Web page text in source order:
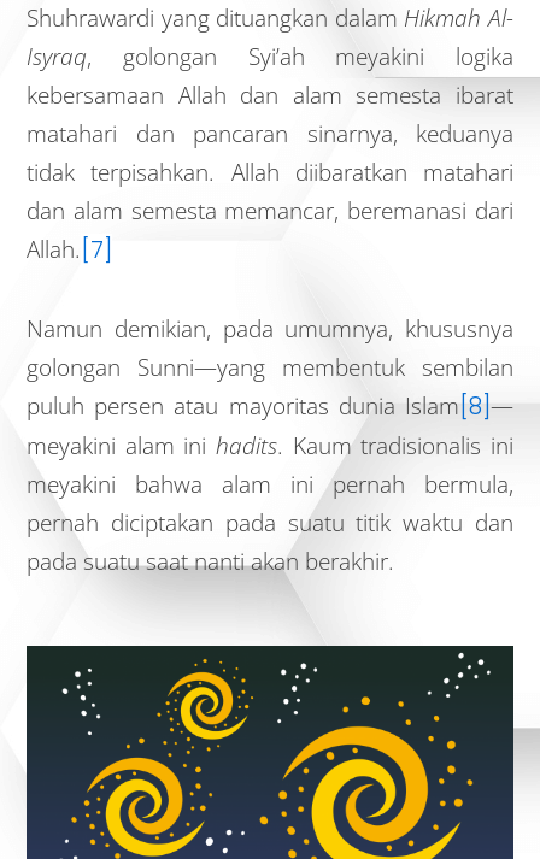
Shuhrawardi yang dituangkan dalam Hikmah Al-
Isyraq, golongan Syi’ah meyakini logika
kebersamaan Allah dan alam semesta ibarat
matahari dan pancaran sinarnya, keduanya
tidak terpisahkan. Allah diibaratkan matahari
dan alam semesta memancar, beremanasi dari
Allah. [7]
Namun demikian, pada umumnya, khususnya
golongan Sunni—yang membentuk sembilan
puluh persen atau mayoritas dunia Islam[8]—
meyakini alam ini hadits. Kaum tradisionalis ini
meyakini bahwa alam ini pernah bermula,
pernah diciptakan pada suatu titik waktu dan
pada suatu saat nanti akan berakhir.